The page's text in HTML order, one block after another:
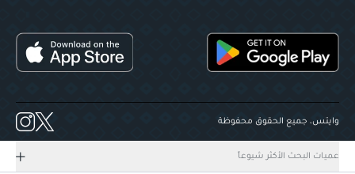
وايتس، جميع الحقوق محفوظة
عميات البحث الأكثر شيوعاً